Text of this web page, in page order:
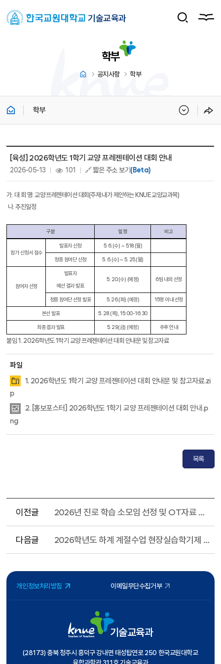
기술교육과
학부
공지사항 학부
학부
[육성] 2026학년도 1학기 교양 프레젠테이션 대회 안내
2026-05-13 101 🔗 짧은 주소 보기(Beta)
가.대 회 명: 교양 프레젠테이션 대회(주제:내가 제안하는KNUE교양교과목)
나.추진일정
구분 일정 비고
참가 신청서 접수
발표자 신청 5. 6.(수) ~ 5.18.(월)
청중 참여단 신청 5. 6.(수) ~ 5. 25.(월)
참여자 선정
발표자
예선 결과 발표
5. 20.(수) (예정) 6팀 내외 선정
청중 참여단 선정 발표 5. 26.(화) (예정) 15명 이내 선정
본선 발표 5. 28.(목), 15:00-16:30
최종 결과 발표 5. 29.(금) (예정) 추후 안내
붙임1. 2026학년도1학기 교양 프레젠테이션 대회 안내문 및 참고자료
파일
1. 2026학년도 1학기 교양 프레젠테이션 대회 안내문 및 참고자료.zi
p
2. [홍보포스터] 2026학년도 1학기 교양 프레젠테이션 대회 안내.p
ng
목록
이전글 2026년 진로 학습 소모임 선정 및 OT자료 안내
다음글 2026학년도 하계 계절수업 현장실습학기제 학생 모집 안내
개인정보처리방침 이메일무단수집거부
기술교육과
(28173) 충북 청주시 흥덕구 강내면 태성탑연로 250 한국교원대학교